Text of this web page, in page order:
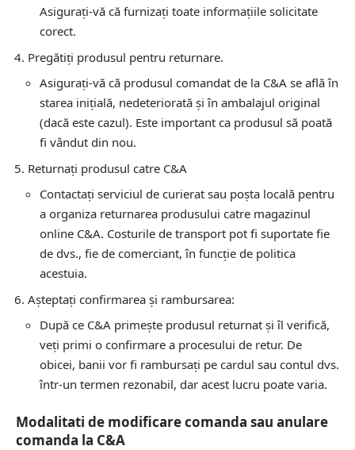
Asigurați-vă că furnizați toate informațiile solicitate
corect.
Pregătiți produsul pentru returnare.
Asigurați-vă că produsul comandat de la C&A se află în
starea inițială, nedeteriorată și în ambalajul original
(dacă este cazul). Este important ca produsul să poată
fi vândut din nou.
Returnați produsul catre C&A
Contactați serviciul de curierat sau poșta locală pentru
a organiza returnarea produsului catre magazinul
online C&A. Costurile de transport pot fi suportate fie
de dvs., fie de comerciant, în funcție de politica
acestuia.
Așteptați confirmarea și rambursarea:
După ce C&A primește produsul returnat și îl verifică,
veți primi o confirmare a procesului de retur. De
obicei, banii vor fi rambursați pe cardul sau contul dvs.
într-un termen rezonabil, dar acest lucru poate varia.
Modalitati de modificare comanda sau anulare
comanda la C&A